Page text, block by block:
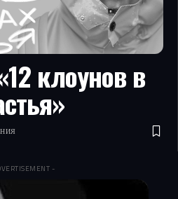
клоунов в
-